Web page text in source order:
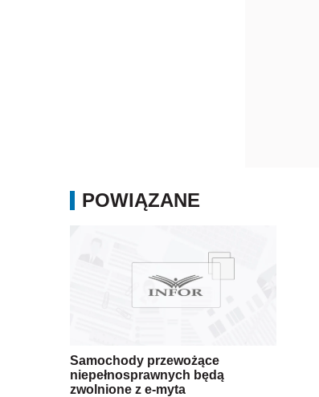
POWIĄZANE
Samochody przewożące
niepełnosprawnych będą
zwolnione z e-myta